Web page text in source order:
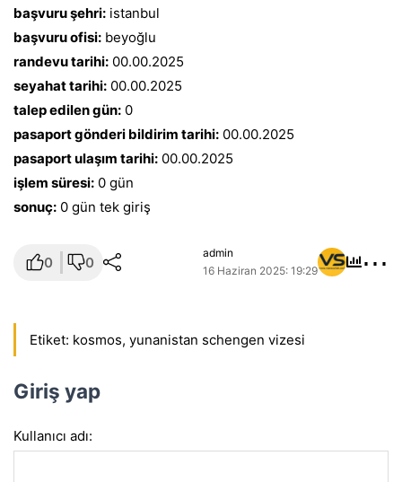
başvuru şehri: istanbul
başvuru ofisi: beyoğlu
randevu tarihi: 00.00.2025
seyahat tarihi: 00.00.2025
talep edilen gün: 0
pasaport gönderi bildirim tarihi: 00.00.2025
pasaport ulaşım tarihi: 00.00.2025
işlem süresi: 0 gün
sonuç: 0 gün tek giriş
0 0
admin
16 Haziran 2025: 19:29
⋯
Etiket: kosmos, yunanistan schengen vizesi
Giriş yap
Kullanıcı adı: